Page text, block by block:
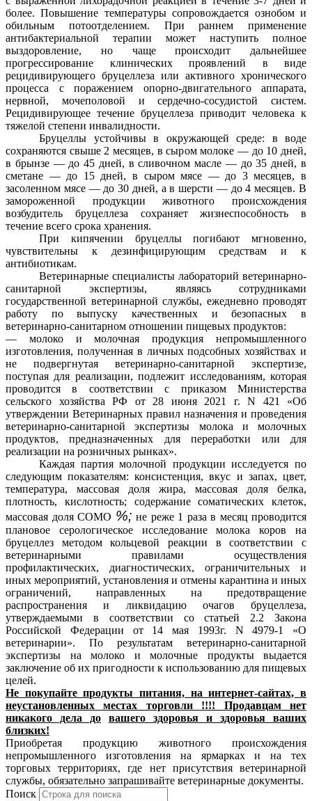
более. Повышение температуры сопровождается ознобом и
обильным потоотделением. При раннем применение
антибактериальной терапии может наступить полное
выздоровление, но чаще происходит дальнейшее
прогрессирование клинических проявлений в виде
рецидивирующего бруцеллеза или активного хронического
процесса с поражением опорно-двигательного аппарата,
нервной, мочеполовой и сердечно-сосудистой систем.
Рецидивирующее течение бруцеллеза приводит человека к
тяжелой степени инвалидности.
Бруцеллы устойчивы в окружающей среде: в воде
сохраняются свыше 2 месяцев, в сыром молоке — до 10 дней,
в брынзе — до 45 дней, в сливочном масле — до 35 дней, в
сметане — до 15 дней, в сыром мясе — до 3 месяцев, в
засоленном мясе — до 30 дней, а в шерсти — до 4 месяцев. В
замороженной продукции животного происхождения
возбудитель бруцеллеза сохраняет жизнеспособность в
течение всего срока хранения.
При кипячении бруцеллы погибают мгновенно,
чувствительны к дезинфицирующим средствам и к
антибиотикам.
Ветеринарные специалисты лабораторий ветеринарно-
санитарной экспертизы, являясь сотрудниками
государственной ветеринарной службы, ежедневно проводят
работу по выпуску качественных и безопасных в
ветеринарно-санитарном отношении пищевых продуктов:
— молоко и молочная продукция непромышленного
изготовления, полученная в личных подсобных хозяйствах и
не подвергнутая ветеринарно-санитарной экспертизе,
поступая для реализации, подлежит исследованиям, которая
проводится в соответствии с приказом Министерства
сельского хозяйства РФ от 28 июня 2021 г. N 421 «Об
утверждении Ветеринарных правил назначения и проведения
ветеринарно-санитарной экспертизы молока и молочных
продуктов, предназначенных для переработки или для
реализации на розничных рынках».
Каждая партия молочной продукции исследуется по
следующим показателям: консистенция, вкус и запах, цвет,
температура, массовая доля жира, массовая доля белка,
плотность, кислотность; содержание соматических клеток,
массовая доля СОМО %; не реже 1 раза в месяц проводится
плановое серологическое исследование молока коров на
бруцеллез методом кольцевой реакции в соответствии с
ветеринарными правилами осуществления
профилактических, диагностических, ограничительных и
иных мероприятий, установления и отмены карантина и иных
ограничений, направленных на предотвращение
распространения и ликвидацию очагов бруцеллеза,
утверждаемыми в соответствии со статьей 2.2 Закона
Российской Федерации от 14 мая 1993г. N 4979-1 «О
ветеринарии». По результатам ветеринарно-санитарной
экспертизы на молоко и молочные продукты выдается
заключение об их пригодности к использованию для пищевых
целей.
Не покупайте продукты питания, на интернет-сайтах, в
неустановленных местах торговли !!!! Продавцам нет
никакого дела до
вашего здоровья и здоровья ваших
близких!
Приобретая продукцию животного происхождения
непромышленного изготовления на ярмарках и на тех
торговых территориях, где нет присутствия ветеринарной
службы, обязательно запрашивайте ветеринарные документы.
Поиск